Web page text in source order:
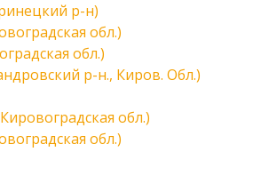
р-н)
обл.)
обл.)
р-н., Киров. Обл.)
обл.)
обл.)